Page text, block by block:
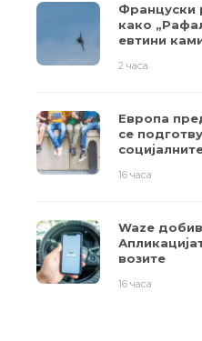
Француски
како
евтини
2 часа
Европа
се
16 часа
Waze
возите
16 часа